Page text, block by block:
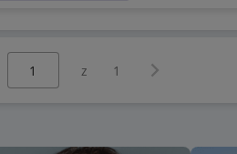
z 1 Następna strona